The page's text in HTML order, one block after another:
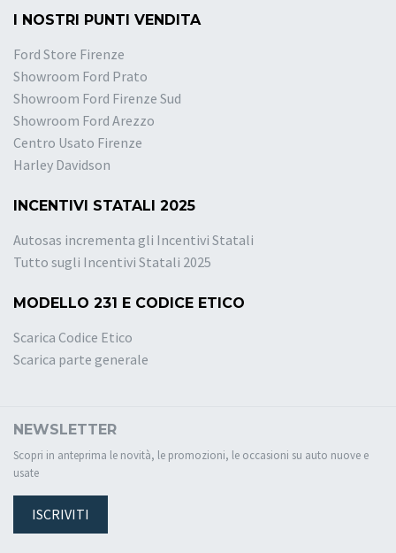
I NOSTRI PUNTI VENDITA
Ford Store Firenze
Showroom Ford Prato
Showroom Ford Firenze Sud
Showroom Ford Arezzo
Centro Usato Firenze
Harley Davidson
INCENTIVI STATALI 2025
Autosas incrementa gli Incentivi Statali
Tutto sugli Incentivi Statali 2025
MODELLO 231 E CODICE ETICO
Scarica Codice Etico
Scarica parte generale
NEWSLETTER
Scopri in anteprima le novità, le promozioni, le occasioni su auto nuove e
usate
ISCRIVITI